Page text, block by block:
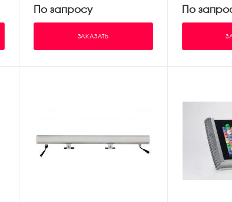
По запросу
ЗАКАЗАТЬ
По